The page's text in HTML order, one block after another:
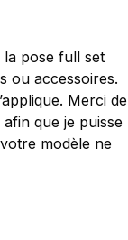
la pose full set
ou accessoires.
Merci de
que je puisse
modèle ne